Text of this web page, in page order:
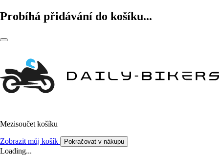
Probíhá přidávání do košíku...
Mezisoučet košíku
Zobrazit můj košík Pokračovat v nákupu
Loading...